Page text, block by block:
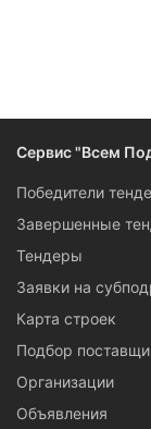
проведение
изучайте
Сервис "Всем
Победители
Завершенные
Тендеры
Заявки на
Карта строек
Подбор
Организации
Объявления